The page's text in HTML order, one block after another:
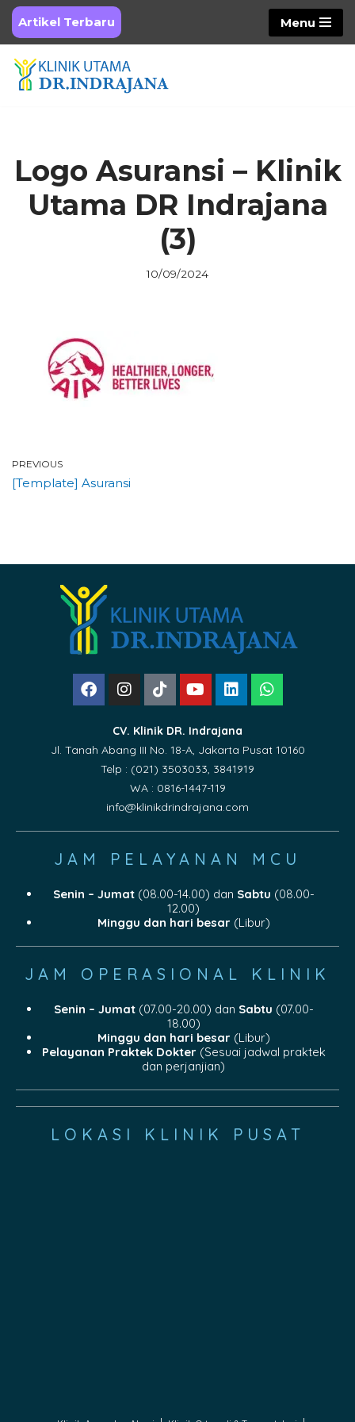
Skip
to
content
Artikel Terbaru Menu
Logo Asuransi – Klinik
Utama DR Indrajana
(3)
10/09/2024
PREVIOUS
[Template] Asuransi
CV. Klinik DR. Indrajana
Jl. Tanah Abang III No. 18-A, Jakarta Pusat 10160
Telp : (021) 3503033, 3841919
WA : 0816-1447-119
info@klinikdrindrajana.com
JAM PELAYANAN MCU
Senin – Jumat(08.00-14.00) dan Sabtu (08.00-
12.00)
Minggu dan hari besar(Libur)
JAM OPERASIONAL KLINIK
Senin – Jumat(07.00-20.00) dan Sabtu (07.00-
18.00)
Minggu dan hari besar(Libur)
Pelayanan Praktek Dokter(Sesuai jadwal praktek
dan perjanjian)
LOKASI KLINIK PUSAT